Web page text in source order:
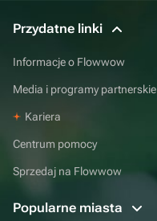
Przydatne linki
Informacje o Flowwow
Media i programy partnerskie
Kariera
Centrum pomocy
Sprzedaj na Flowwow
Popularne miasta